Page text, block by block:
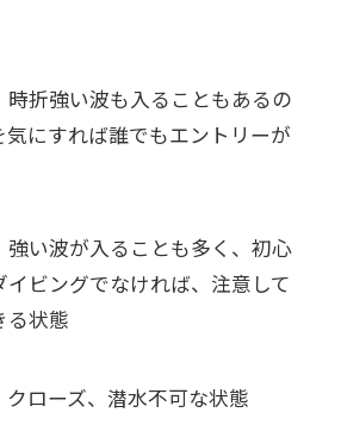
折強い波も入ることもあるの
にすれば誰でもエントリーが
い波が入ることも多く、初心
ビングでなければ、注意して
る状態
ローズ、潜水不可な状態